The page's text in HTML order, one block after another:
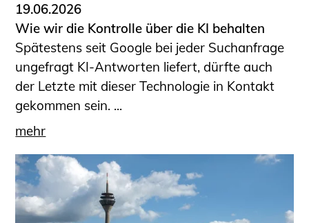
19.06.2026
Wie wir die Kontrolle über die KI behalten
Spätestens seit Google bei jeder Suchanfrage
ungefragt KI-Antworten liefert, dürfte auch
der Letzte mit dieser Technologie in Kontakt
gekommen sein. ...
mehr